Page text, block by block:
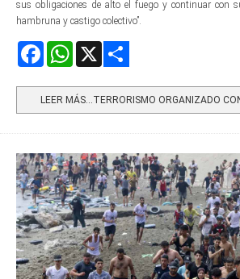
sus obligaciones de alto el fuego y continuar con
hambruna y castigo colectivo”.
FacebookWhatsApp
LEER MÁS…TERRORISMO ORGANIZADO